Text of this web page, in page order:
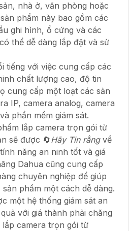
nhà ở, văn phòng hoặc
phẩm này bao gồm các
ghi hình, ổ cứng và các
thể dễ dàng lắp đặt và sử
tiếng với việc cung cấp các
chất lượng cao, độ tin
cung cấp một loạt các sản
IP, camera analog, camera
phần mềm giám sát.
lắp camera trọn gói từ
sẽ được 🔄Hãy Tin rằngvề
năng an ninh tốt và giá
Dahua cũng cung cấp
chuyên nghiệp để giúp
phẩm một cách dễ dàng.
một hệ thống giám sát an
với giá thành phải chăng
camera trọn gói từ